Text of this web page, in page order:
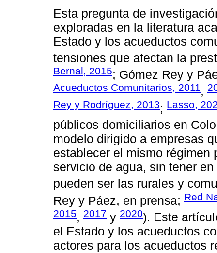
Esta pregunta de
exploradas en la literatura
Estado y los acueductos
tensiones que afectan la
Bernal, 2015; Gómez Rey y
Acueductos Comunitarios, 2011,
Rey y Rodríguez, 2013; Lasso,
públicos domiciliarios en
modelo dirigido a empresas
establecer el mismo régimen
servicio de agua, sin tener
pueden ser las rurales y
Rey y Páez, en prensa; Red
2015, 2017 y 2020). Este
el Estado y los acueductos
actores para los acueductos